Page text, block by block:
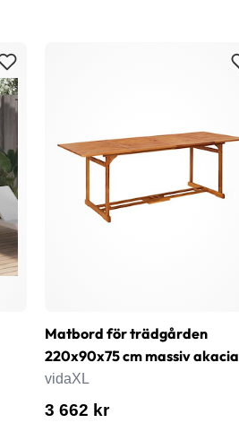
Matbord för trädgården
220x90x75 cm massiv akacia
vidaXL
3 662 kr